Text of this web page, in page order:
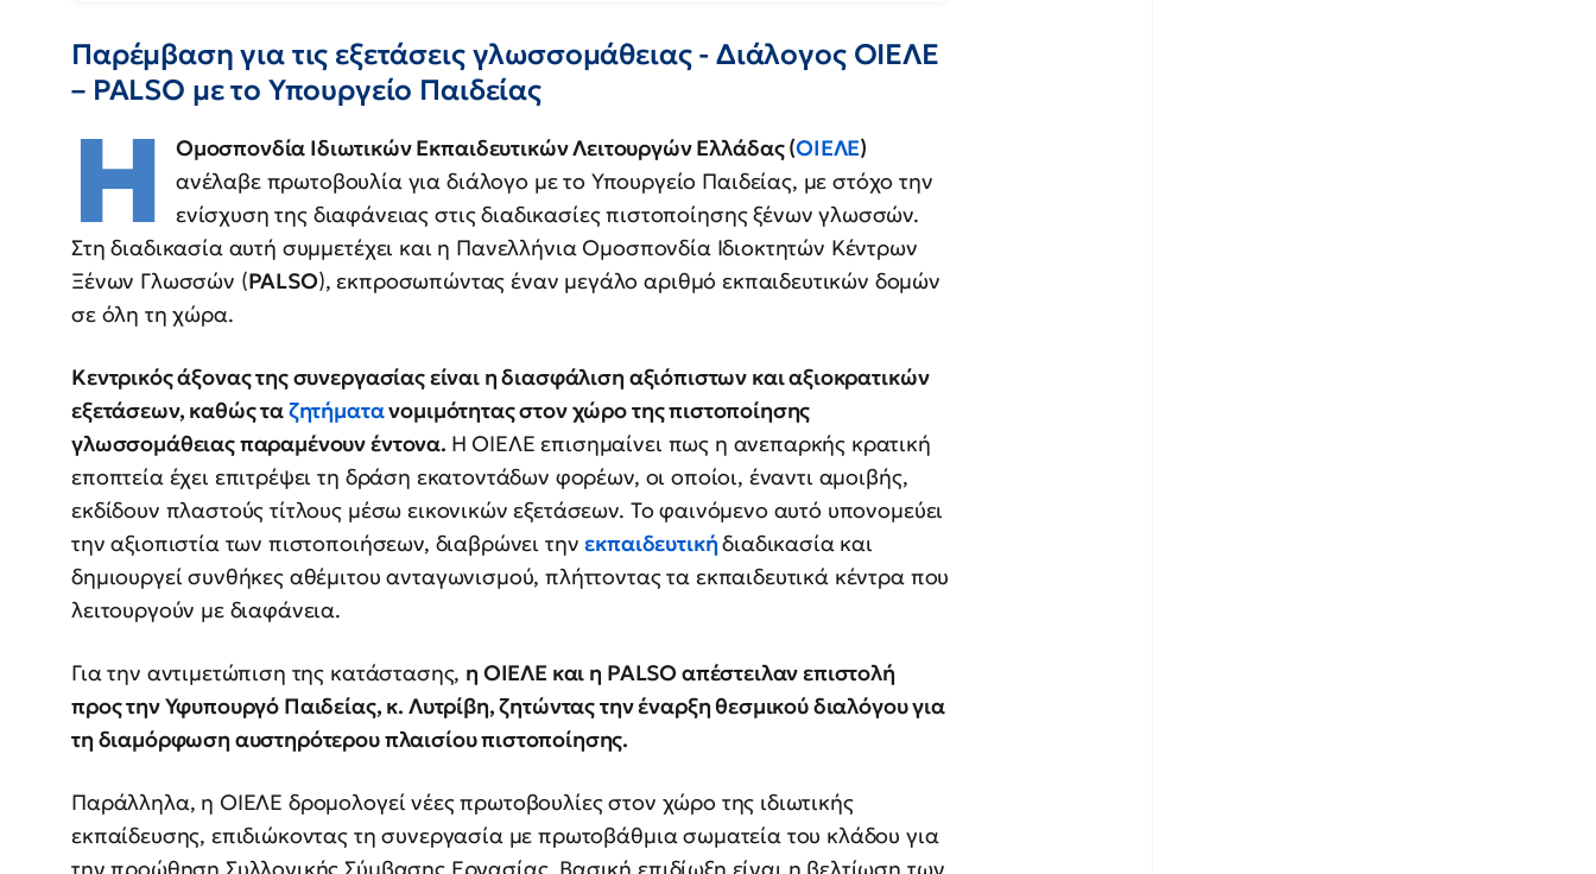
Παρέμβαση για τις εξετάσεις γλωσσομάθειας - Διάλογος ΟΙΕΛΕ
– PALSO με το Υπουργείο Παιδείας
Η Ομοσπονδία Ιδιωτικών Εκπαιδευτικών Λειτουργών Ελλάδας (ΟΙΕΛΕ)
ανέλαβε πρωτοβουλία για διάλογο με το Υπουργείο Παιδείας, με στόχο την
ενίσχυση της διαφάνειας στις διαδικασίες πιστοποίησης ξένων γλωσσών.
Στη διαδικασία αυτή συμμετέχει και η Πανελλήνια Ομοσπονδία Ιδιοκτητών Κέντρων
Ξένων Γλωσσών (PALSO), εκπροσωπώντας έναν μεγάλο αριθμό εκπαιδευτικών δομών
σε όλη τη χώρα.
Κεντρικός άξονας της συνεργασίας είναι η διασφάλιση αξιόπιστων και αξιοκρατικών
εξετάσεων, καθώς ταζητήματανομιμότητας στον χώρο της πιστοποίησης
γλωσσομάθειας παραμένουν έντονα. Η ΟΙΕΛΕ επισημαίνει πως η ανεπαρκής κρατική
εποπτεία έχει επιτρέψει τη δράση εκατοντάδων φορέων, οι οποίοι, έναντι αμοιβής,
εκδίδουν πλαστούς τίτλους μέσω εικονικών εξετάσεων. Το φαινόμενο αυτό υπονομεύει
την αξιοπιστία των πιστοποιήσεων, διαβρώνει τηνεκπαιδευτικήδιαδικασία και
δημιουργεί συνθήκες αθέμιτου ανταγωνισμού, πλήττοντας τα εκπαιδευτικά κέντρα που
λειτουργούν με διαφάνεια.
Για την αντιμετώπιση της κατάστασης, η ΟΙΕΛΕ και η PALSO απέστειλαν επιστολή
προς την Υφυπουργό Παιδείας, κ. Λυτρίβη, ζητώντας την έναρξη θεσμικού διαλόγου για
τη διαμόρφωση αυστηρότερου πλαισίου πιστοποίησης.
Παράλληλα, η ΟΙΕΛΕ δρομολογεί νέες πρωτοβουλίες στον χώρο της ιδιωτικής
εκπαίδευσης, επιδιώκοντας τη συνεργασία με πρωτοβάθμια σωματεία του κλάδου για